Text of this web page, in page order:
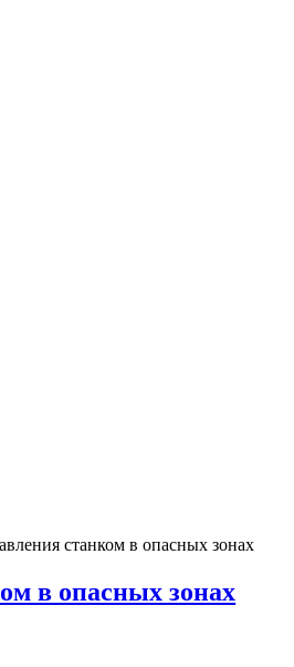
станком в опасных зонах
в опасных зонах